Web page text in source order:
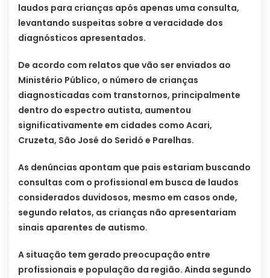
laudos para crianças após apenas uma consulta,
levantando suspeitas sobre a veracidade dos
diagnósticos apresentados.
De acordo com relatos que vão ser enviados ao
Ministério Público, o número de crianças
diagnosticadas com transtornos, principalmente
dentro do espectro autista, aumentou
significativamente em cidades como Acari,
Cruzeta, São José do Seridó e Parelhas.
As denúncias apontam que pais estariam buscando
consultas com o profissional em busca de laudos
considerados duvidosos, mesmo em casos onde,
segundo relatos, as crianças não apresentariam
sinais aparentes de autismo.
A situação tem gerado preocupação entre
profissionais e população da região. Ainda segundo